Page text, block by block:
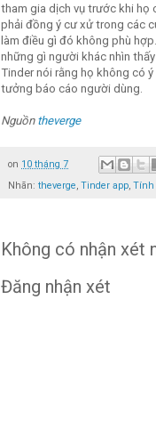
tham gia dịch vụ trước khi họ
phải đồng ý cư xử trong các
làm điều gì đó không phù
những gì người khác nhìn
Tinder nói rằng họ không có
tưởng báo cáo người dùng.
Nguồn theverge
on 10 tháng 7
Nhãn: theverge, Tinder app, Tính
Không có nhận xét
Đăng nhận xét